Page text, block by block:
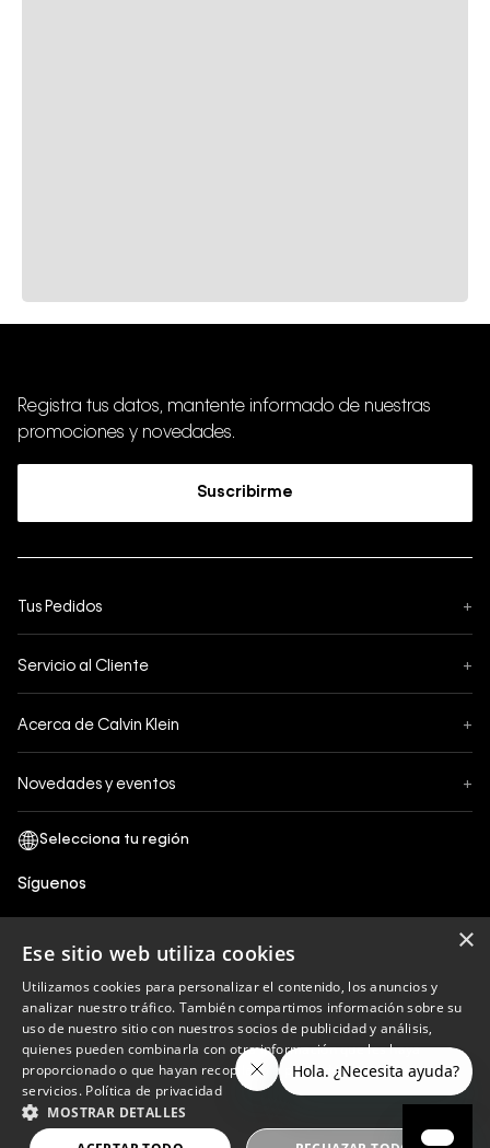
Registra tus datos, mantente informado de nuestras
promociones y novedades.
Suscribirme
Tus Pedidos +
Formas de Pago
Servicio al Cliente +
¿Cómo comprar?
Acerca de Calvin Klein +
Términos y Condiciones
Política de Privacidad y tratamiento de datos personales
Política de Cookies
Libro de reclamaciones
Políticas de recojo en tienda
Novedades y eventos +
Síguenos
Calvin Klein
Copyright © 2023 Calvin Klein peru ®. Todos los
derechos reservados.
×
Ese sitio web utiliza cookies
Utilizamos cookies para personalizar el contenido, los anuncios y
analizar nuestro tráfico. También compartimos información sobre su
uso de nuestro sitio con nuestros socios de publicidad y análisis,
quienes pueden combinarla con otra información que les haya
proporcionado o que hayan recopilado a partir del uso de sus
servicios. Política de privacidad
MOSTRAR DETALLES